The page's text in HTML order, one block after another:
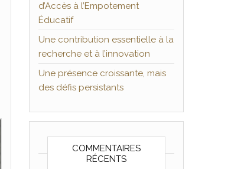
d’Accès à l’Empotement
Éducatif
Une contribution essentielle à la
recherche et à l’innovation
Une présence croissante, mais
des défis persistants
COMMENTAIRES
RÉCENTS